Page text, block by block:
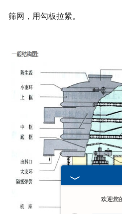
筛网，用勾板拉紧。
欢迎您